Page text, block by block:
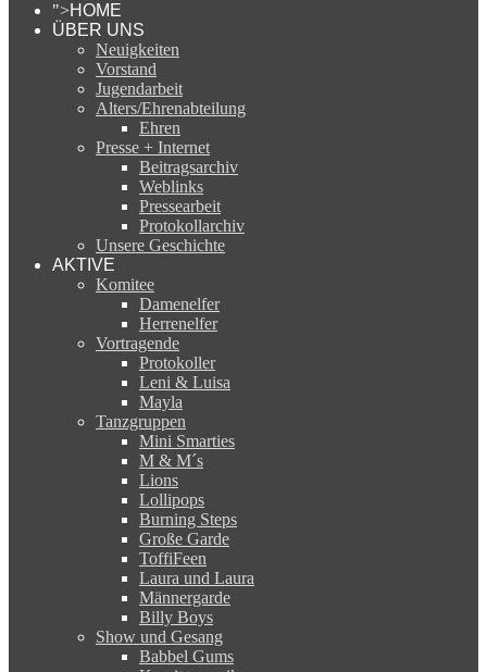
">HOME
ÜBER UNS
Neuigkeiten
Vorstand
Jugendarbeit
Alters/Ehrenabteilung
Ehren
Presse + Internet
Beitragsarchiv
Weblinks
Pressearbeit
Protokollarchiv
Unsere Geschichte
AKTIVE
Komitee
Damenelfer
Herrenelfer
Vortragende
Protokoller
Leni & Luisa
Mayla
Tanzgruppen
Mini Smarties
M & M´s
Lions
Lollipops
Burning Steps
Große Garde
ToffiFeen
Laura und Laura
Männergarde
Billy Boys
Show und Gesang
Babbel Gums